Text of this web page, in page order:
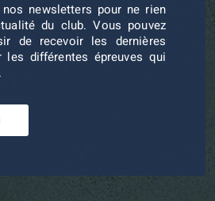
nos newsletters pour ne rien
du club. Vous pouvez
de recevoir les dernières
les différentes épreuves qui